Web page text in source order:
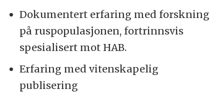
Dokumentert erfaring med forskning
på ruspopulasjonen, fortrinnsvis
spesialisert mot HAB.
Erfaring med vitenskapelig
publisering